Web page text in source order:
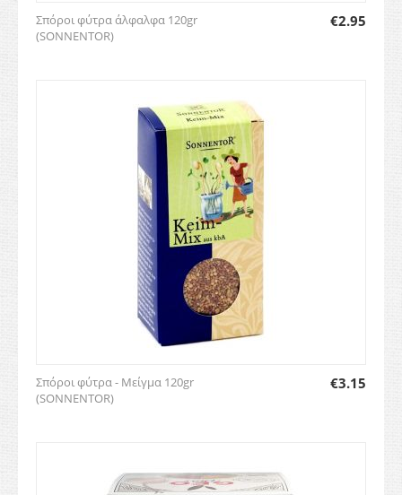
Σπόροι φύτρα άλφαλφα 120gr
(SONNENTOR)
€2.95
Σπόροι φύτρα - Μείγμα 120gr
(SONNENTOR)
€3.15